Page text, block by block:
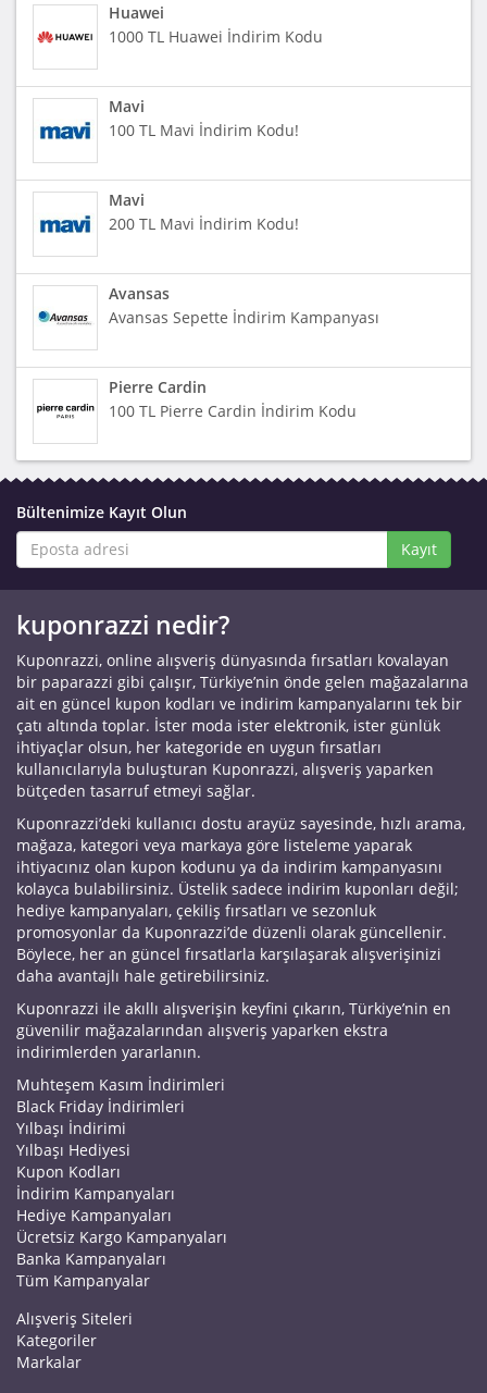
Huawei
1000 TL Huawei İndirim Kodu
Mavi
100 TL Mavi İndirim Kodu!
Mavi
200 TL Mavi İndirim Kodu!
Avansas
Avansas Sepette İndirim Kampanyası
Pierre Cardin
100 TL Pierre Cardin İndirim Kodu
Bültenimize Kayıt Olun
Kayıt
kuponrazzi nedir?
Kuponrazzi, online alışveriş dünyasında fırsatları kovalayan
bir paparazzi gibi çalışır, Türkiye’nin önde gelen mağazalarına
ait en güncel kupon kodları ve indirim kampanyalarını tek bir
çatı altında toplar. İster moda ister elektronik, ister günlük
ihtiyaçlar olsun, her kategoride en uygun fırsatları
kullanıcılarıyla buluşturan Kuponrazzi, alışveriş yaparken
bütçeden tasarruf etmeyi sağlar.
Kuponrazzi’deki kullanıcı dostu arayüz sayesinde, hızlı arama,
mağaza, kategori veya markaya göre listeleme yaparak
ihtiyacınız olan kupon kodunu ya da indirim kampanyasını
kolayca bulabilirsiniz. Üstelik sadece indirim kuponları değil;
hediye kampanyaları, çekiliş fırsatları ve sezonluk
promosyonlar da Kuponrazzi’de düzenli olarak güncellenir.
Böylece, her an güncel fırsatlarla karşılaşarak alışverişinizi
daha avantajlı hale getirebilirsiniz.
Kuponrazzi ile akıllı alışverişin keyfini çıkarın, Türkiye’nin en
güvenilir mağazalarından alışveriş yaparken ekstra
indirimlerden yararlanın.
Muhteşem Kasım İndirimleri
Black Friday İndirimleri
Yılbaşı İndirimi
Yılbaşı Hediyesi
Kupon Kodları
İndirim Kampanyaları
Hediye Kampanyaları
Ücretsiz Kargo Kampanyaları
Banka Kampanyaları
Tüm Kampanyalar
Alışveriş Siteleri
Kategoriler
Markalar